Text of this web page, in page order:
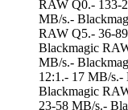
RAW Q0.- 133-
MB/s.-
RAW Q5.- 36-
Blackmagic
MB/s.-
12:1.- 17 MB/
Blackmagic
23-58 MB/s.-